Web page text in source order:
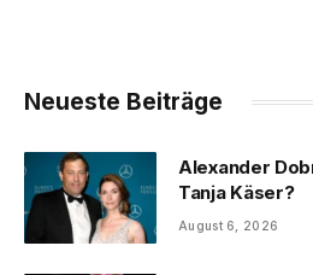
Neueste Beiträge
Alexander
Tanja Käser?
August 6, 2026